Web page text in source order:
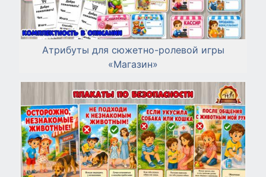
Атрибуты для сюжетно-ролевой игры
«Магазин»